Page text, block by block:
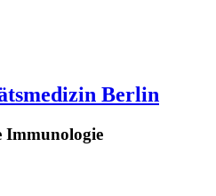
Berlin
Immunologie